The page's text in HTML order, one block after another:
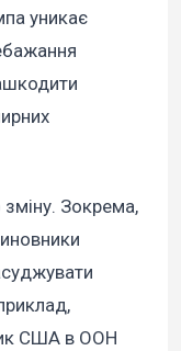
уникає
зміну. Зокрема,
США в ООН